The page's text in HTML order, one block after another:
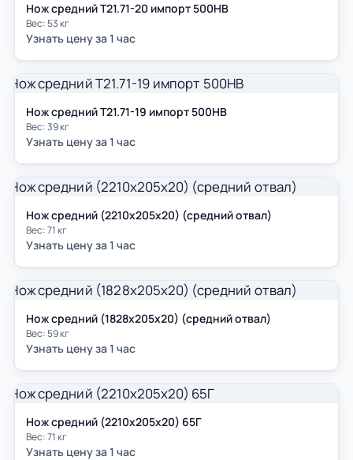
Нож средний Т21.71-20 импорт 500НВ
Вес: 53 кг
Узнать цену за 1 час
Нож средний Т21.71-19 импорт 500НВ
Вес: 39 кг
Узнать цену за 1 час
Нож средний (2210х205х20) (средний отвал)
Вес: 71 кг
Узнать цену за 1 час
Нож средний (1828х205х20) (средний отвал)
Вес: 59 кг
Узнать цену за 1 час
Нож средний (2210х205х20) 65Г
Вес: 71 кг
Узнать цену за 1 час